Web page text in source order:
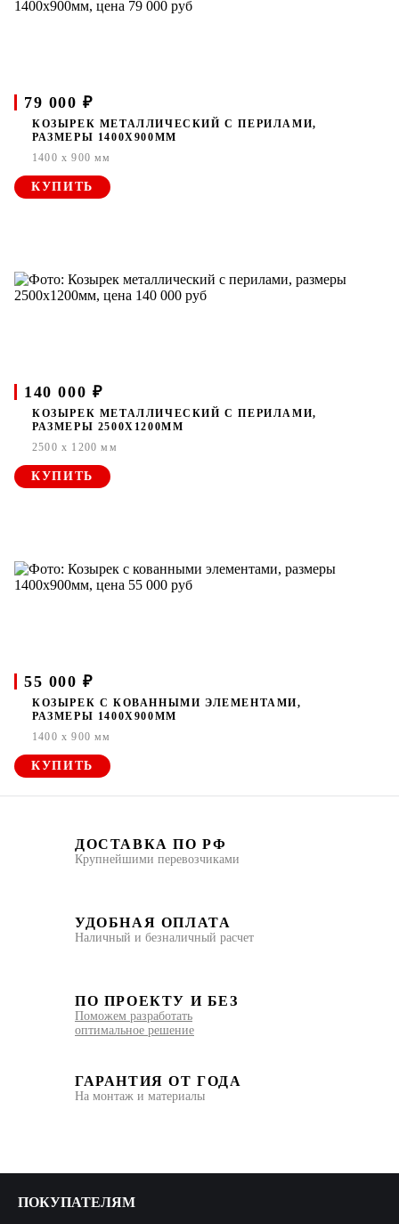
79 000 ₽
КОЗЫРЕК МЕТАЛЛИЧЕСКИЙ С ПЕРИЛАМИ,
РАЗМЕРЫ 1400Х900ММ
1400 x 900 мм
КУПИТЬ
140 000 ₽
КОЗЫРЕК МЕТАЛЛИЧЕСКИЙ С ПЕРИЛАМИ,
РАЗМЕРЫ 2500Х1200ММ
2500 x 1200 мм
КУПИТЬ
55 000 ₽
КОЗЫРЕК С КОВАННЫМИ ЭЛЕМЕНТАМИ,
РАЗМЕРЫ 1400Х900ММ
1400 x 900 мм
КУПИТЬ
ДОСТАВКА ПО РФ
Крупнейшими перевозчиками
УДОБНАЯ ОПЛАТА
Наличный и безналичный расчет
ПО ПРОЕКТУ И БЕЗ
Поможем разработать
оптимальное решение
ГАРАНТИЯ ОТ ГОДА
На монтаж и материалы
ПОКУПАТЕЛЯМ